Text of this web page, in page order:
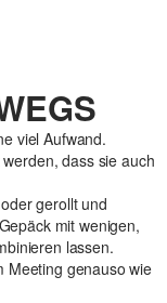
viel Aufwand.
dass sie auch
gerollt und
mit wenigen,
lassen.
Meeting genauso wie